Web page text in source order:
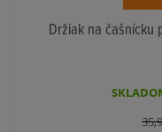
Držiak na čašnícku